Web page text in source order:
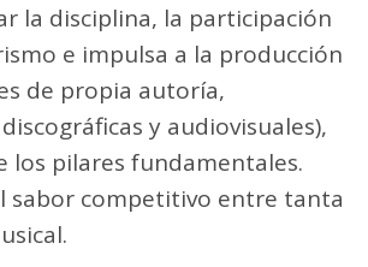
la disciplina, la participación
e impulsa a la producción
de propia autoría,
y audiovisuales),
los pilares fundamentales.
sabor competitivo entre tanta